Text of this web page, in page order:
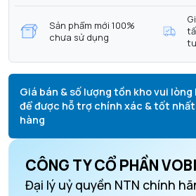
Sản phẩm mới 100%
chưa sử dụng
Giá bán & số lượng tồn kho vui lòng
để được hỗ trợ chính xác & tốt
hàng
CÔNG TY CỔ PHẦN
Đại lý uỷ quyền NTN chính